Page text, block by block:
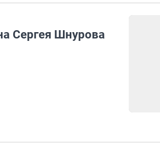
Сергея Шнурова